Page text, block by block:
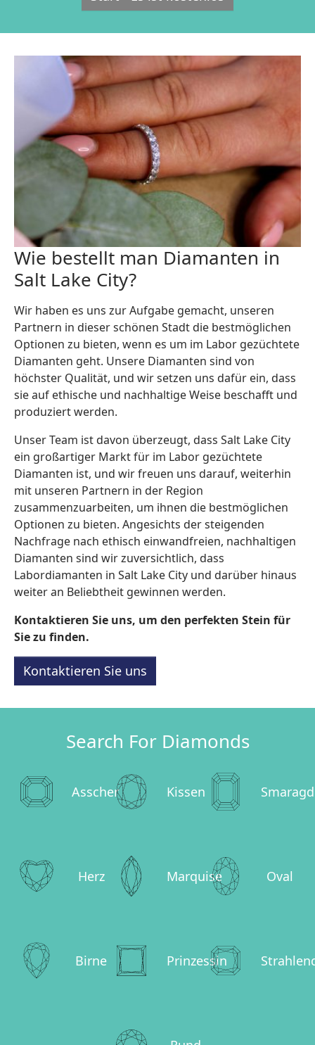
Wie bestellt man Diamanten in
Salt Lake City?
Wir haben es uns zur Aufgabe gemacht, unseren
Partnern in dieser schönen Stadt die bestmöglichen
Optionen zu bieten, wenn es um im Labor gezüchtete
Diamanten geht. Unsere Diamanten sind von
höchster Qualität, und wir setzen uns dafür ein, dass
sie auf ethische und nachhaltige Weise beschafft und
produziert werden.
Unser Team ist davon überzeugt, dass Salt Lake City
ein großartiger Markt für im Labor gezüchtete
Diamanten ist, und wir freuen uns darauf, weiterhin
mit unseren Partnern in der Region
zusammenzuarbeiten, um ihnen die bestmöglichen
Optionen zu bieten. Angesichts der steigenden
Nachfrage nach ethisch einwandfreien, nachhaltigen
Diamanten sind wir zuversichtlich, dass
Labordiamanten in Salt Lake City und darüber hinaus
weiter an Beliebtheit gewinnen werden.
Kontaktieren Sie uns, um den perfekten Stein für
Sie zu finden.
Kontaktieren Sie uns
Search For Diamonds
Asscher Kissen Smaragd
Herz Marquise Oval
Birne Prinzessin